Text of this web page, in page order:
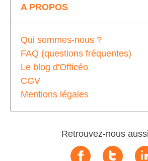
A PROPOS
Qui sommes-nous ?
FAQ (questions fréquentes)
Le blog d'Officéo
CGV
Mentions légales
Retrouvez-nous